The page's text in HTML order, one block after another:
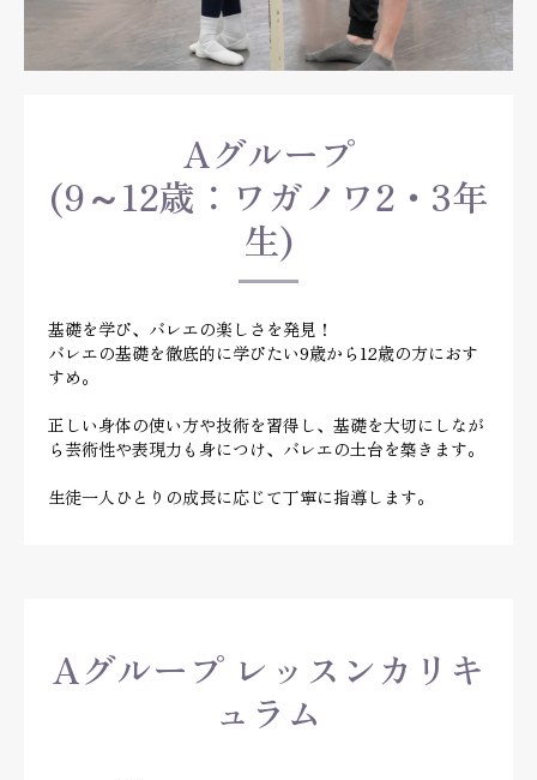
Aグループ
(9～12歳：ワガノワ2・3年
生)
基礎を学び、バレエの楽しさを発見！
バレエの基礎を徹底的に学びたい9歳から12歳の方におす
すめ。
正しい身体の使い方や技術を習得し、基礎を大切にしなが
ら芸術性や表現力も身につけ、バレエの土台を築きます。
生徒一人ひとりの成長に応じて丁寧に指導します。
Aグループ レッスンカリキ
ュラム